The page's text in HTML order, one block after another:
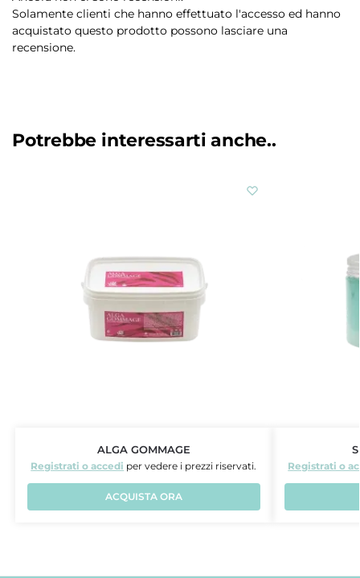
Solamente clienti che hanno effettuato l'accesso ed hanno
acquistato questo prodotto possono lasciare una
recensione.
Potrebbe interessarti anche..
ALGA GOMMAGE
Registrati o accedi per vedere i prezzi riservati.
ACQUISTA ORA
Registrati o